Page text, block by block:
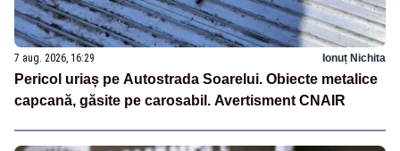
7 aug. 2026, 16:29 Ionuț Nichita
Pericol uriaș pe Autostrada Soarelui. Obiecte metalice
capcană, găsite pe carosabil. Avertisment CNAIR